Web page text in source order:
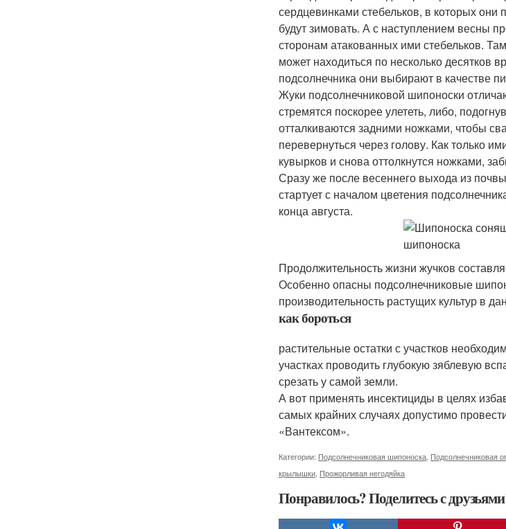
сердцевинками стебельков, в которых они
будут зимовать. А с наступлением весны
сторонам атакованных ими стебельков.
может находиться по несколько десятков
подсолнечника они выбирают в качестве
Жуки подсолнечниковой шипоноски
стремятся поскорее улететь, либо,
отталкиваются задними ножками, чтобы
перевернуться через голову. Как только
кувырков и снова оттолкнутся ножками,
Сразу же после весеннего выхода из
стартует с началом цветения
конца августа.
Продолжительность жизни жучков
Особенно опасны подсолнечниковые
производительность растущих культур в
как бороться
растительные остатки с участков
участках проводить глубокую зяблевую
срезать у самой земли.
А вот применять инсектициды в целях
самых крайних случаях допустимо
«Вантексом».
Категории: Подсолнечниковая шипоноска Подсолнечниковая
крылышки Прожорливая негодяйка
Понравилось? Поделитесь с